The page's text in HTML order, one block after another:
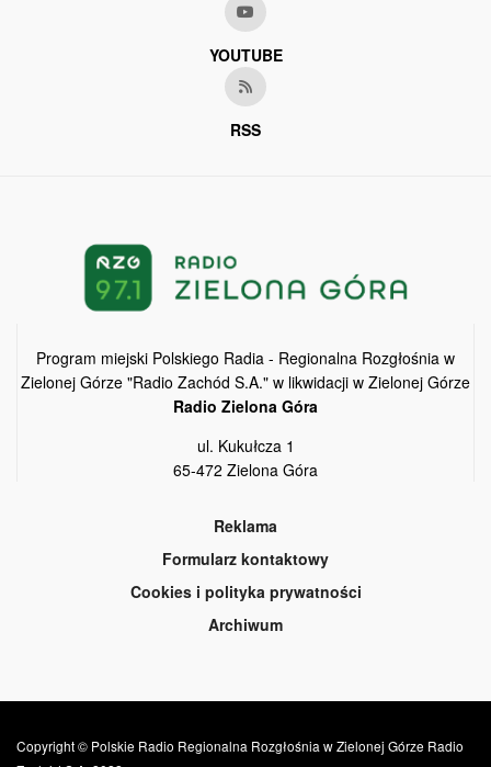
YOUTUBE
RSS
Program miejski Polskiego Radia - Regionalna Rozgłośnia w
Zielonej Górze "Radio Zachód S.A." w likwidacji w Zielonej Górze
Radio Zielona Góra
ul. Kukułcza 1
65-472 Zielona Góra
Reklama
Formularz kontaktowy
Cookies i polityka prywatności
Archiwum
Copyright © Polskie Radio Regionalna Rozgłośnia w Zielonej Górze Radio